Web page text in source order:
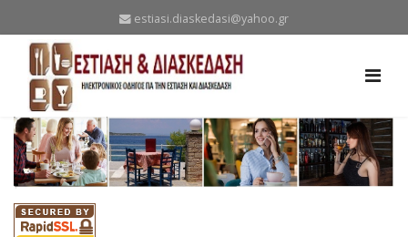
estiasi.diaskedasi@yahoo.gr